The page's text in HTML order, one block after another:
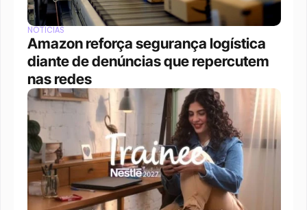
NOTÍCIAS
Amazon reforça segurança logística
diante de denúncias que repercutem
nas redes